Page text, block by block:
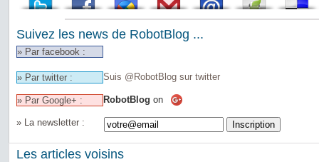
Suivez les news de RobotBlog ...
» Par facebook :
» Par twitter : Suis @RobotBlog sur twitter
» Par Google+ : RobotBlog on
» La newsletter :
Les articles voisins